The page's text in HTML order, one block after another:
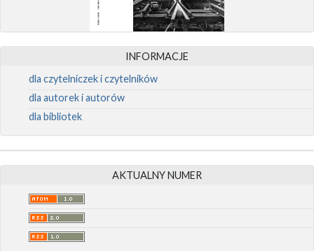
INFORMACJE
dla czytelniczek i czytelników
dla autorek i autorów
dla bibliotek
AKTUALNY NUMER